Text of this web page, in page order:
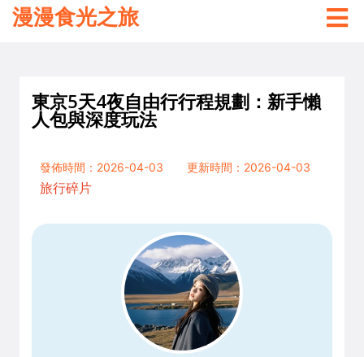
漫漫食光之旅
東京5天4夜自由行行程規劃：新手懶
人包與深度玩法
發佈時間：2026-04-03
更新時間：2026-04-03
旅行碎片